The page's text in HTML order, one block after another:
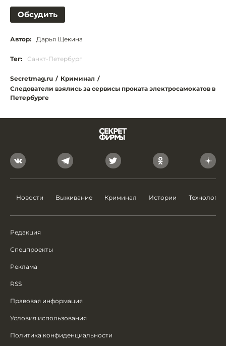
Обсудить
Автор: Дарья Щекина
Тег: Санкт-Петербург
Secretmag.ru / Криминал /
Следователи взялись за сервисы проката электросамокатов в
Петербурге
Новости Выживание Криминал Истории Технологии
Редакция
Спецпроекты
Реклама
RSS
Правовая информация
Условия использования
Политика конфиденциальности